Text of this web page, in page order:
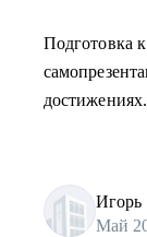
Подготовка
достижениях.
Игорь
Май